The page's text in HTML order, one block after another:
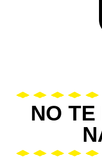
NO TE